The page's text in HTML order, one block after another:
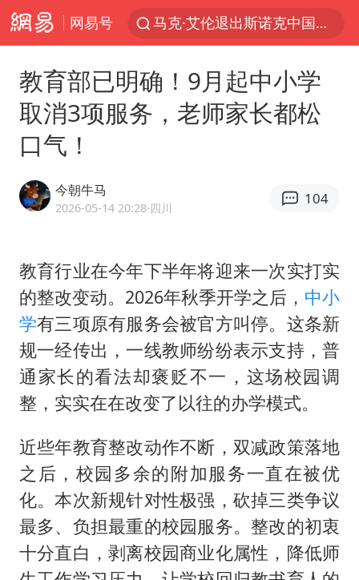
网易号
日本发布排名：“中国第一，美日德韩英法居后”
情侣平潭拍日出坠崖1死1伤
大V：马科斯把路走绝了
杭州全市有序停课
夏日经济乘“热”而上 消费市场向“新”而行
36岁男演员成景区NPC后人气爆棚
身体出现这几个信号可能是肝在求救
宇树王兴兴被问了360多个问题
乐享全民健身 共筑健康中国
教育部已明确！9月起中小学
取消3项服务，老师家长都松
口气！
今朝牛马
2026-05-14 20:28·四川
104
教育行业在今年下半年将迎来一次实打实
的整改变动。2026年秋季开学之后， 中小
学有三项原有服务会被官方叫停。这条新
规一经传出，一线教师纷纷表示支持，普
通家长的看法却褒贬不一，这场校园调
整，实实在在改变了以往的办学模式。
近些年教育整改动作不断，双减政策落地
之后，校园多余的附加服务一直在被优
化。本次新规针对性极强，砍掉三类争议
最多、负担最重的校园服务。整改的初衷
十分直白，剥离校园商业化属性，降低师